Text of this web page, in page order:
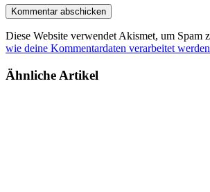
Diese Website verwendet Akismet, um Spam
wie deine Kommentardaten verarbeitet
Ähnliche Artikel